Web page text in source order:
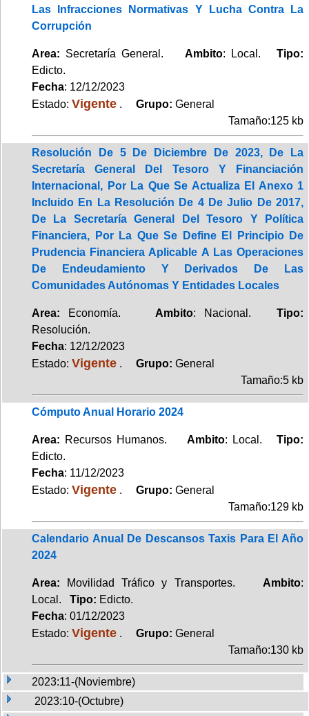
Las Infracciones Normativas Y Lucha Contra La
Corrupción
Area: Secretaría General. Ambito: Local.Tipo:
Edicto.
Fecha: 12/12/2023
Estado: Vigente . Grupo: General
Tamaño:125 kb
Resolución De 5 De Diciembre De 2023, De La
Secretaría General Del Tesoro Y Financiación
Internacional, Por La Que Se Actualiza El Anexo 1
Incluido En La Resolución De 4 De Julio De 2017,
De La Secretaría General Del Tesoro Y Política
Financiera, Por La Que Se Define El Principio De
Prudencia Financiera Aplicable A Las Operaciones
De Endeudamiento Y Derivados De Las
Comunidades Autónomas Y Entidades Locales
Area: Economía. Ambito: Nacional.Tipo:
Resolución.
Fecha: 12/12/2023
Estado: Vigente . Grupo: General
Tamaño:5 kb
Cómputo Anual Horario 2024
Area: Recursos Humanos. Ambito: Local.Tipo:
Edicto.
Fecha: 11/12/2023
Estado: Vigente . Grupo: General
Tamaño:129 kb
Calendario Anual De Descansos Taxis Para El Año
2024
Area: Movilidad Tráfico y Transportes. Ambito:
Local. Tipo: Edicto.
Fecha: 01/12/2023
Estado: Vigente . Grupo: General
Tamaño:130 kb
2023:11-(Noviembre)
2023:10-(Octubre)